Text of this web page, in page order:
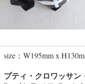
size：W195mm x
プティ・クロワッサン